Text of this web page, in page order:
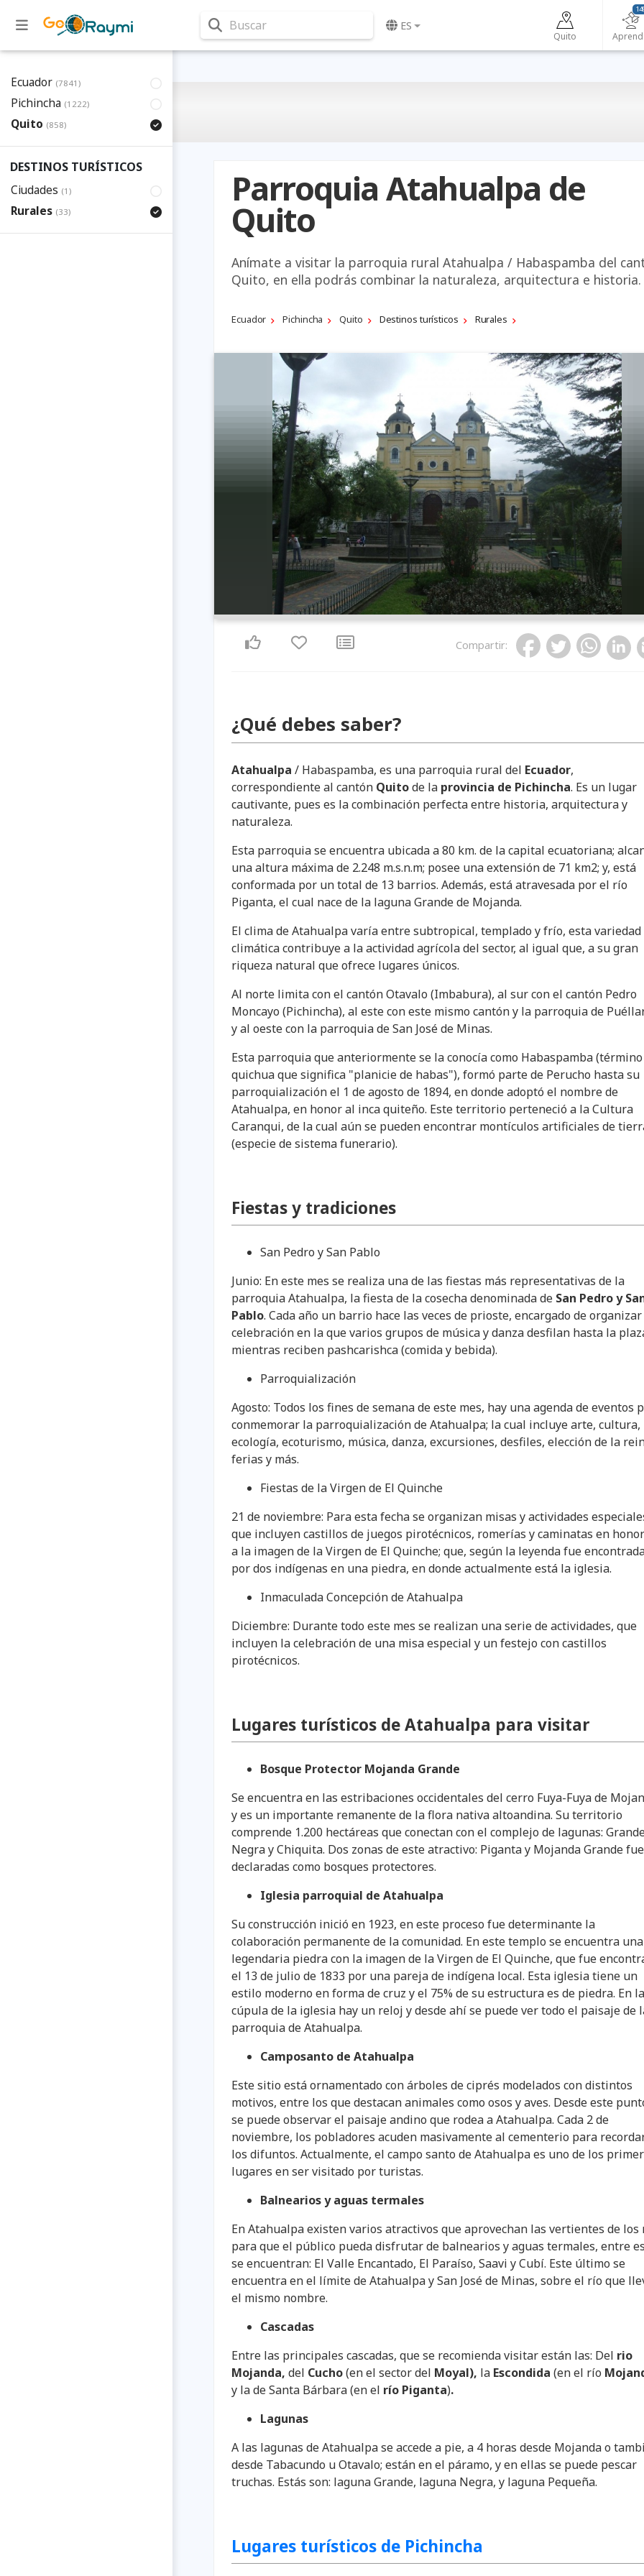
Buscar ES
Quito
Ecuador (7841)
Pichincha (1222)
Quito (858)
DESTINOS TURÍSTICOS
Ciudades (1)
Rurales (33)
Parroquia Atahualpa de
Quito
Anímate a visitar la parroquia rural Atahualpa / Habaspamba del
Quito, en ella podrás combinar la naturaleza, arquitectura e historia.
Ecuador Pichincha Quito Destinos turísticos Rurales
Compartir:
¿Qué debes saber?
Atahualpa / Habaspamba, es una parroquia rural del Ecuador,
correspondiente al cantón Quitode la provincia de Pichincha. Es un lugar
cautivante, pues es la combinación perfecta entre historia, arquitectura y
naturaleza.
Esta parroquia se encuentra ubicada a 80 km. de la capital ecuatoriana;
una altura máxima de 2.248 m.s.n.m; posee una extensión de 71 km2; y, está
conformada por un total de 13 barrios. Además, está atravesada por el río
Piganta, el cual nace de la laguna Grande de Mojanda.
El clima de Atahualpa varía entre subtropical, templado y frío, esta variedad
climática contribuye a la actividad agrícola del sector, al igual que, a su gran
riqueza natural que ofrece lugares únicos.
Al norte limita con el cantón Otavalo (Imbabura), al sur con el cantón Pedro
Moncayo (Pichincha), al este con este mismo cantón y la parroquia de
y al oeste con la parroquia de San José de Minas.
Esta parroquia que anteriormente se la conocía como Habaspamba (término
quichua que significa "planicie de habas"), formó parte de Perucho hasta su
parroquialización el 1 de agosto de 1894, en donde adoptó el nombre de
Atahualpa, en honor al inca quiteño. Este territorio perteneció a la Cultura
Caranqui, de la cual aún se pueden encontrar montículos artificiales de
(especie de sistema funerario).
Fiestas y tradiciones
San Pedro y San Pablo
Junio: En este mes se realiza una de las fiestas más representativas de la
parroquia Atahualpa, la fiesta de la cosecha denominada de San Pedro y
Pablo. Cada año un barrio hace las veces de prioste, encargado de
celebración en la que varios grupos de música y danza desfilan hasta la
mientras reciben pashcarishca (comida y bebida).
Parroquialización
Agosto: Todos los fines de semana de este mes, hay una agenda de eventos
conmemorar la parroquialización de Atahualpa; la cual incluye arte, cultura,
ecología, ecoturismo, música, danza, excursiones, desfiles, elección de la
ferias y más.
Fiestas de la Virgen de El Quinche
21 de noviembre: Para esta fecha se organizan misas y actividades
que incluyen castillos de juegos pirotécnicos, romerías y caminatas en honor
a la imagen de la Virgen de El Quinche; que, según la leyenda fue
por dos indígenas en una piedra, en donde actualmente está la iglesia.
Inmaculada Concepción de Atahualpa
Diciembre: Durante todo este mes se realizan una serie de actividades, que
incluyen la celebración de una misa especial y un festejo con castillos
pirotécnicos.
Lugares turísticos de Atahualpa para visitar
Bosque Protector Mojanda Grande
Se encuentra en las estribaciones occidentales del cerro Fuya-Fuya de
y es un importante remanente de la flora nativa altoandina. Su territorio
comprende 1.200 hectáreas que conectan con el complejo de lagunas:
Negra y Chiquita. Dos zonas de este atractivo: Piganta y Mojanda Grande
declaradas como bosques protectores.
Iglesia parroquial de Atahualpa
Su construcción inició en 1923, en este proceso fue determinante la
colaboración permanente de la comunidad. En este templo se encuentra una
legendaria piedra con la imagen de la Virgen de El Quinche, que fue
el 13 de julio de 1833 por una pareja de indígena local. Esta iglesia tiene un
estilo moderno en forma de cruz y el 75% de su estructura es de piedra. En la
cúpula de la iglesia hay un reloj y desde ahí se puede ver todo el paisaje de
parroquia de Atahualpa.
Camposanto de Atahualpa
Este sitio está ornamentado con árboles de ciprés modelados con distintos
motivos, entre los que destacan animales como osos y aves. Desde este
se puede observar el paisaje andino que rodea a Atahualpa. Cada 2 de
noviembre, los pobladores acuden masivamente al cementerio para
los difuntos. Actualmente, el campo santo de Atahualpa es uno de los
lugares en ser visitado por turistas.
Balnearios y aguas termales
En Atahualpa existen varios atractivos que aprovechan las vertientes de los
para que el público pueda disfrutar de balnearios y aguas termales, entre
se encuentran: El Valle Encantado, El Paraíso, Saavi y Cubí. Este último se
encuentra en el límite de Atahualpa y San José de Minas, sobre el río que
el mismo nombre.
Cascadas
Entre las principales cascadas, que se recomienda visitar están las: Del rio
Mojanda, del Cucho(en el sector del Moyal), la Escondida (en el río
y la de Santa Bárbara (en el río Piganta).
Lagunas
A las lagunas de Atahualpa se accede a pie, a 4 horas desde Mojanda o
desde Tabacundo u Otavalo; están en el páramo, y en ellas se puede pescar
truchas. Estás son: laguna Grande, laguna Negra, y laguna Pequeña.
Lugares turísticos de Pichincha